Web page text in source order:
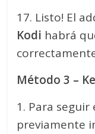
17. Listo! El
Kodi habrá
Método 3 –
1. Para
previamente